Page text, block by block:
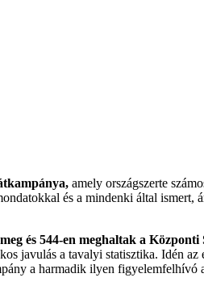
amely országszerte
és a mindenki által ismert,
és 544-en meghaltak a
javulás a tavalyi statisztika. Idén
a harmadik ilyen figyelemfelhívó